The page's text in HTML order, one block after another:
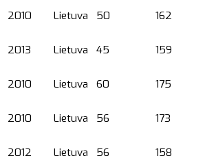
2010 Lietuva 50 162
2013 Lietuva 45 159
2010 Lietuva 60 175
2010 Lietuva 56 173
2012 Lietuva 56 158